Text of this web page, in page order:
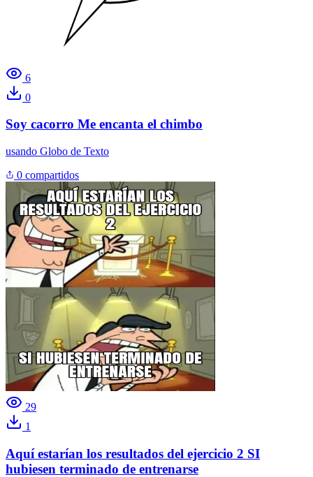
6
0
Soy cacorro Me encanta el chimbo
usando Globo de Texto
0 compartidos
29
1
Aquí estarían los resultados del ejercicio 2 SI
hubiesen terminado de entrenarse